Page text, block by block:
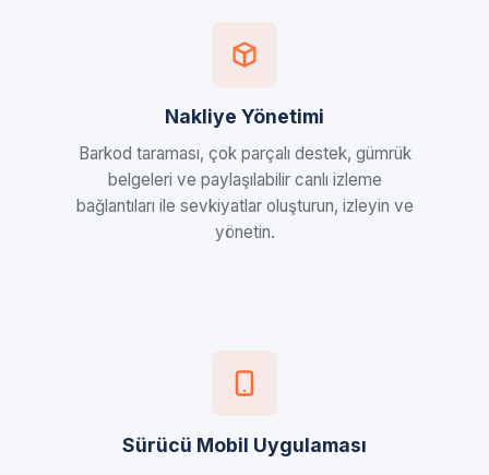
Nakliye Yönetimi
Barkod taraması, çok parçalı destek, gümrük
belgeleri ve paylaşılabilir canlı izleme
bağlantıları ile sevkiyatlar oluşturun, izleyin ve
yönetin.
Sürücü Mobil Uygulaması